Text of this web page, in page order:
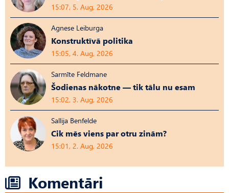
15:07, 5. Aug, 2026
Agnese Leiburga
Konstruktīvā politika
15:05, 4. Aug, 2026
Sarmīte Feldmane
Šodienas nākotne — tik tālu nu esam
15:02, 3. Aug, 2026
Sallija Benfelde
Cik mēs viens par otru zinām?
15:01, 2. Aug, 2026
Komentāri